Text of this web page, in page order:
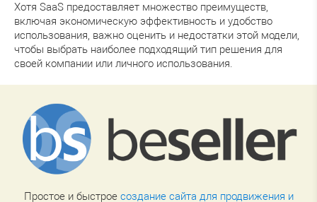
Хотя SaaS предоставляет множество преимуществ,
включая экономическую эффективность и удобство
использования, важно оценить и недостатки этой модели,
чтобы выбрать наиболее подходящий тип решения для
своей компании или личного использования.
Простое и быстрое создание сайта для продвижения и